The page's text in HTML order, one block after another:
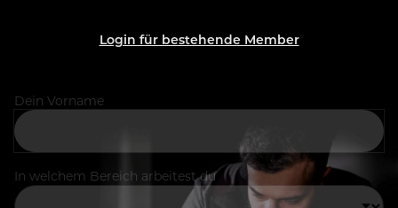
Login für bestehende Member
Dein Vorname
In welchem Bereich arbeitest du